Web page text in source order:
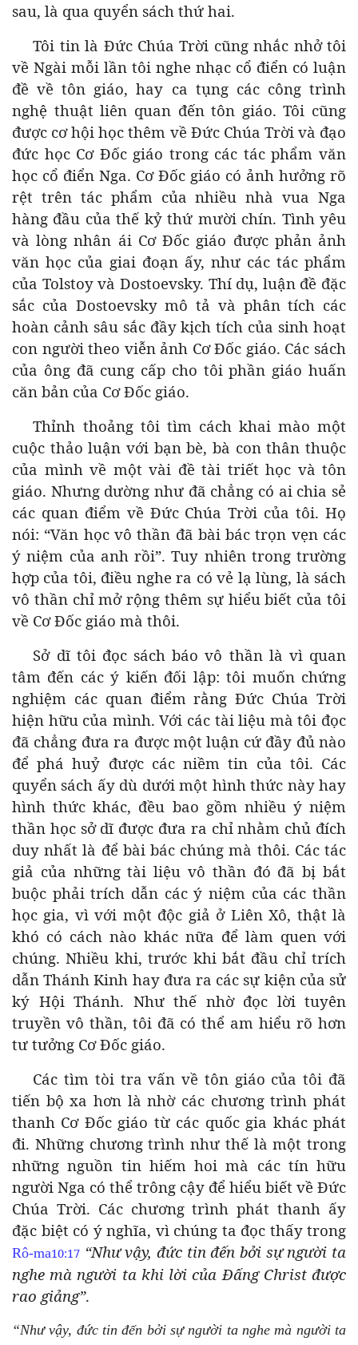
sau, là qua quyển sách thứ hai.
Tôi tin là Đức Chúa Trời cũng nhắc nhở tôi
về Ngài mỗi lần tôi nghe nhạc cổ điển có luận
đề về tôn giáo, hay ca tụng các công trình
nghệ thuật liên quan đến tôn giáo. Tôi cũng
được cơ hội học thêm về Đức Chúa Trời và đạo
đức học Cơ Đốc giáo trong các tác phẩm văn
học cổ điển Nga. Cơ Đốc giáo có ảnh hưởng rõ
rệt trên tác phẩm của nhiều nhà vua Nga
hàng đầu của thế kỷ thứ mười chín. Tình yêu
và lòng nhân ái Cơ Đốc giáo được phản ảnh
văn học của giai đoạn ấy, như các tác phẩm
của Tolstoy và Dostoevsky. Thí dụ, luận đề đặc
sắc của Dostoevsky mô tả và phân tích các
hoàn cảnh sâu sắc đầy kịch tích của sinh hoạt
con người theo viễn ảnh Cơ Đốc giáo. Các sách
của ông đã cung cấp cho tôi phần giáo huấn
căn bản của Cơ Đốc giáo.
Thỉnh thoảng tôi tìm cách khai mào một
cuộc thảo luận với bạn bè, bà con thân thuộc
của mình về một vài đề tài triết học và tôn
giáo. Nhưng dường như đã chẳng có ai chia sẻ
các quan điểm về Đức Chúa Trời của tôi. Họ
nói: “Văn học vô thần đã bài bác trọn vẹn các
ý niệm của anh rồi”. Tuy nhiên trong trường
hợp của tôi, điều nghe ra có vẻ lạ lùng, là sách
vô thần chỉ mở rộng thêm sự hiểu biết của tôi
về Cơ Đốc giáo mà thôi.
Sở dĩ tôi đọc sách báo vô thần là vì quan
tâm đến các ý kiến đối lập: tôi muốn chứng
nghiệm các quan điểm rằng Đức Chúa Trời
hiện hữu của mình. Với các tài liệu mà tôi đọc
đã chẳng đưa ra được một luận cứ đầy đủ nào
để phá huỷ được các niềm tin của tôi. Các
quyển sách ấy dù dưới một hình thức này hay
hình thức khác, đều bao gồm nhiều ý niệm
thần học sở dĩ được đưa ra chỉ nhằm chủ đích
duy nhất là để bài bác chúng mà thôi. Các tác
giả của những tài liệu vô thần đó đã bị bắt
buộc phải trích dẫn các ý niệm của các thần
học gia, vì với một độc giả ở Liên Xô, thật là
khó có cách nào khác nữa để làm quen với
chúng. Nhiều khi, trước khi bắt đầu chỉ trích
dẫn Thánh Kinh hay đưa ra các sự kiện của sử
ký Hội Thánh. Như thế nhờ đọc lời tuyên
truyền vô thần, tôi đã có thể am hiểu rõ hơn
tư tưởng Cơ Đốc giáo.
Các tìm tòi tra vấn về tôn giáo của tôi đã
tiến bộ xa hơn là nhờ các chương trình phát
thanh Cơ Đốc giáo từ các quốc gia khác phát
đi. Những chương trình như thế là một trong
những nguồn tin hiếm hoi mà các tín hữu
người Nga có thể trông cậy để hiểu biết về Đức
Chúa Trời. Các chương trình phát thanh ấy
đặc biệt có ý nghĩa, vì chúng ta đọc thấy trong
Rô-ma10:17 “Như vậy, đức tin đến bởi sự người ta
nghe mà người ta khi lời của Đấng Christ được
rao giảng”.
“Như vậy, đức tin đến bởi sự người ta nghe mà người ta